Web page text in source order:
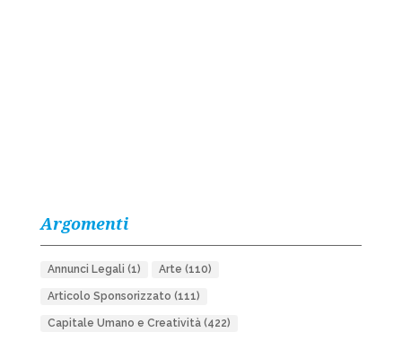
Argomenti
Annunci Legali (1) Arte (110)
Articolo Sponsorizzato (111)
Capitale Umano e Creatività(422)